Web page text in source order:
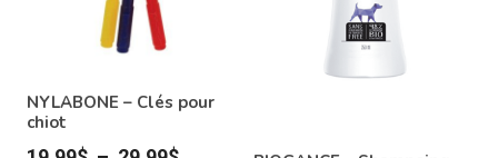
NYLABONE – Clés pour
chiot